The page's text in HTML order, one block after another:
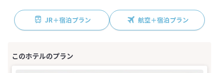
JR＋宿泊プラン 航空＋宿泊プラン